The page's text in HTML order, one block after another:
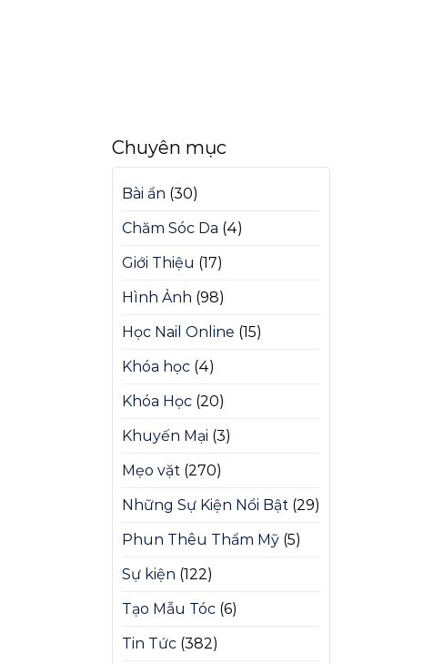
Chuyên mục
Bài ẩn (30)
Chăm Sóc Da (4)
Giới Thiệu (17)
Hình Ảnh (98)
Học Nail Online (15)
Khóa học (4)
Khóa Học (20)
Khuyến Mại (3)
Mẹo vặt (270)
Những Sự Kiện Nổi Bật (29)
Phun Thêu Thẩm Mỹ (5)
Sự kiện (122)
Tạo Mẫu Tóc (6)
Tin Tức (382)